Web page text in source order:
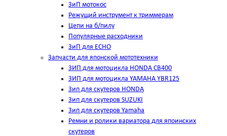
ЗиП мотокос
Режущий инструмент к триммерам
Цепи на б/пилу
Популярные расходники
ЗиП для ЕСНО
Запчасти для японской мототехники
ЗИП для мотоцикла HONDA CB400
ЗИП для мотоцикла YAMAHA YBR125
Зип для скутеров HONDA
Зип для скутеров SUZUKI
Зип для скутеров Yamaha
Ремни и ролики вариатора для япоинских
скутеров